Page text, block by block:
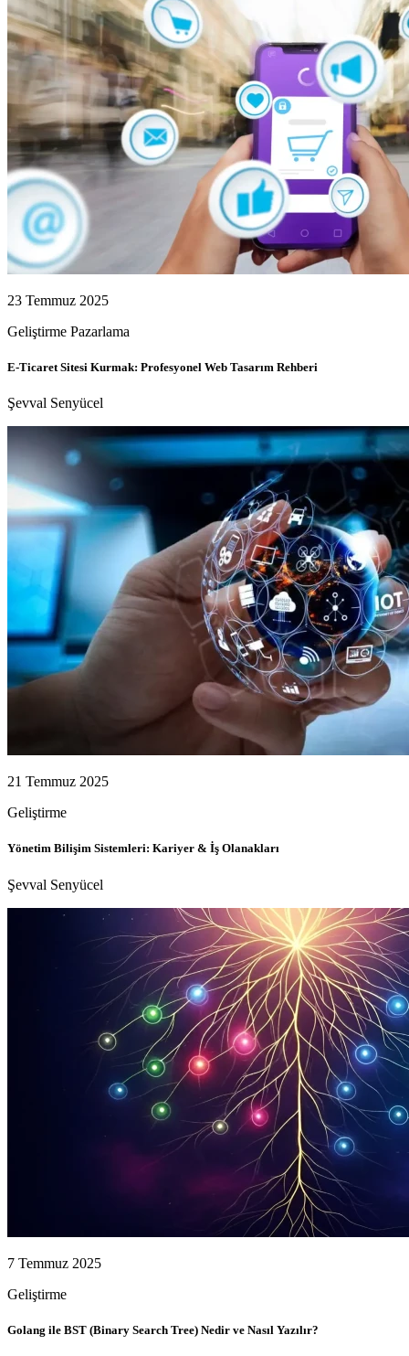
23 Temmuz 2025
Geliştirme Pazarlama
E-Ticaret Sitesi Kurmak: Profesyonel Web Tasarım Rehberi
Şevval Senyücel
21 Temmuz 2025
Geliştirme
Yönetim Bilişim Sistemleri: Kariyer & İş Olanakları
Şevval Senyücel
7 Temmuz 2025
Geliştirme
Golang ile BST (Binary Search Tree) Nedir ve Nasıl Yazılır?